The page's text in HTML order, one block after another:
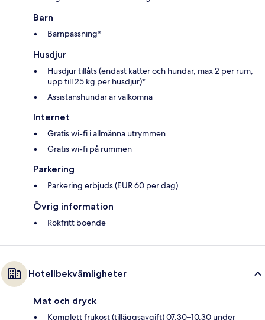
Barn
Barnpassning*
Husdjur
Husdjur tillåts (endast katter och hundar, max 2 per rum,
upp till 25 kg per husdjur)*
Assistanshundar är välkomna
Internet
Gratis wi-fi i allmänna utrymmen
Gratis wi-fi på rummen
Parkering
Parkering erbjuds (EUR 60 per dag).
Övrig information
Rökfritt boende
Hotellbekvämligheter
Mat och dryck
Komplett frukost (tilläggsavgift) 07.30–10.30 under